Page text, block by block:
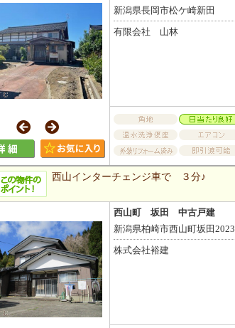
新潟県長岡市松ケ崎新田
有限会社 山林
西山インターチェンジ車で ３分♪
西山町 坂田 中古戸建
新潟県柏崎市西山町坂田2023
株式会社裕建